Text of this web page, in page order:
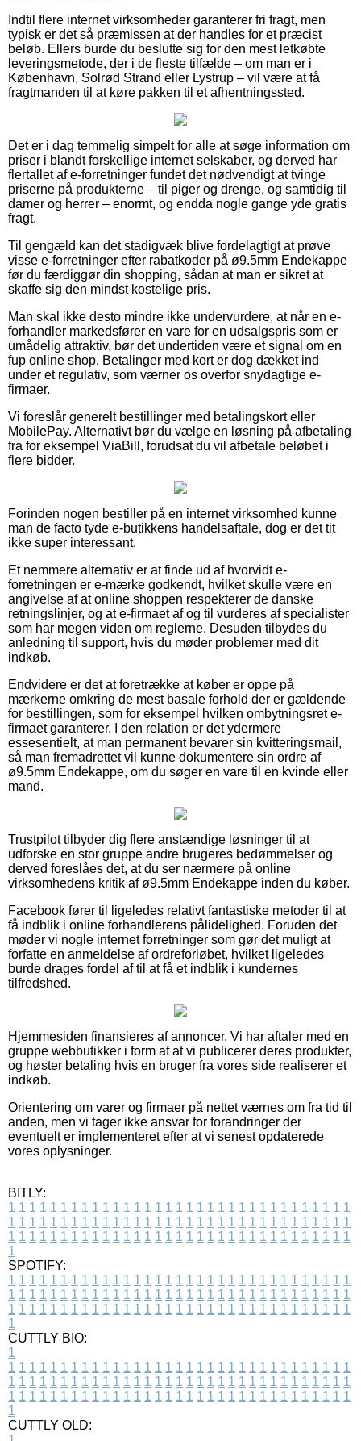
Indtil flere internet virksomheder garanterer fri fragt, men
typisk er det så præmissen at der handles for et præcist
beløb. Ellers burde du beslutte sig for den mest letkøbte
leveringsmetode, der i de fleste tilfælde – om man er i
København, Solrød Strand eller Lystrup – vil være at få
fragtmanden til at køre pakken til et afhentningssted.
Det er i dag temmelig simpelt for alle at søge information om
priser i blandt forskellige internet selskaber, og derved har
flertallet af e-forretninger fundet det nødvendigt at tvinge
priserne på produkterne – til piger og drenge, og samtidig til
damer og herrer – enormt, og endda nogle gange yde gratis
fragt.
Til gengæld kan det stadigvæk blive fordelagtigt at prøve
visse e-forretninger efter rabatkoder på ø9.5mm Endekappe
før du færdiggør din shopping, sådan at man er sikret at
skaffe sig den mindst kostelige pris.
Man skal ikke desto mindre ikke undervurdere, at når en e-
forhandler markedsfører en vare for en udsalgspris som er
umådelig attraktiv, bør det undertiden være et signal om en
fup online shop. Betalinger med kort er dog dækket ind
under et regulativ, som værner os overfor snydagtige e-
firmaer.
Vi foreslår generelt bestillinger med betalingskort eller
MobilePay. Alternativt bør du vælge en løsning på afbetaling
fra for eksempel ViaBill, forudsat du vil afbetale beløbet i
flere bidder.
Forinden nogen bestiller på en internet virksomhed kunne
man de facto tyde e-butikkens handelsaftale, dog er det tit
ikke super interessant.
Et nemmere alternativ er at finde ud af hvorvidt e-
forretningen er e-mærke godkendt, hvilket skulle være en
angivelse af at online shoppen respekterer de danske
retningslinjer, og at e-firmaet af og til vurderes af specialister
som har megen viden om reglerne. Desuden tilbydes du
anledning til support, hvis du møder problemer med dit
indkøb.
Endvidere er det at foretrække at køber er oppe på
mærkerne omkring de mest basale forhold der er gældende
for bestillingen, som for eksempel hvilken ombytningsret e-
firmaet garanterer. I den relation er det ydermere
essesentielt, at man permanent bevarer sin kvitteringsmail,
så man fremadrettet vil kunne dokumentere sin ordre af
ø9.5mm Endekappe, om du søger en vare til en kvinde eller
mand.
Trustpilot tilbyder dig flere anstændige løsninger til at
udforske en stor gruppe andre brugeres bedømmelser og
derved foreslåes det, at du ser nærmere på online
virksomhedens kritik af ø9.5mm Endekappe inden du køber.
Facebook fører til ligeledes relativt fantastiske metoder til at
få indblik i online forhandlerens pålidelighed. Foruden det
møder vi nogle internet forretninger som gør det muligt at
forfatte en anmeldelse af ordreforløbet, hvilket ligeledes
burde drages fordel af til at få et indblik i kundernes
tilfredshed.
Hjemmesiden finansieres af annoncer. Vi har aftaler med en
gruppe webbutikker i form af at vi publicerer deres produkter,
og høster betaling hvis en bruger fra vores side realiserer et
indkøb.
Orientering om varer og firmaer på nettet værnes om fra tid til
anden, men vi tager ikke ansvar for forandringer der
eventuelt er implementeret efter at vi senest opdaterede
vores oplysninger.
BITLY:
1 1 1 1 1 1 1 1 1 1 1 1 1 1 1 1 1 1 1 1 1 1 1 1 1 1 1 1 1 1 1 1 1
1 1 1 1 1 1 1 1 1 1 1 1 1 1 1 1 1 1 1 1 1 1 1 1 1 1 1 1 1 1 1 1 1
1 1 1 1 1 1 1 1 1 1 1 1 1 1 1 1 1 1 1 1 1 1 1 1 1 1 1 1 1 1 1 1 1
1
SPOTIFY:
1 1 1 1 1 1 1 1 1 1 1 1 1 1 1 1 1 1 1 1 1 1 1 1 1 1 1 1 1 1 1 1 1
1 1 1 1 1 1 1 1 1 1 1 1 1 1 1 1 1 1 1 1 1 1 1 1 1 1 1 1 1 1 1 1 1
1 1 1 1 1 1 1 1 1 1 1 1 1 1 1 1 1 1 1 1 1 1 1 1 1 1 1 1 1 1 1 1 1
1
CUTTLY BIO:
1
1 1 1 1 1 1 1 1 1 1 1 1 1 1 1 1 1 1 1 1 1 1 1 1 1 1 1 1 1 1 1 1 1
1 1 1 1 1 1 1 1 1 1 1 1 1 1 1 1 1 1 1 1 1 1 1 1 1 1 1 1 1 1 1 1 1
1 1 1 1 1 1 1 1 1 1 1 1 1 1 1 1 1 1 1 1 1 1 1 1 1 1 1 1 1 1 1 1 1
1
CUTTLY OLD: